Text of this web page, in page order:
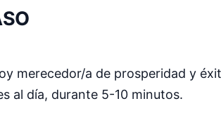
merecedor/a de prosperidad y
al día, durante 5-10 minutos.